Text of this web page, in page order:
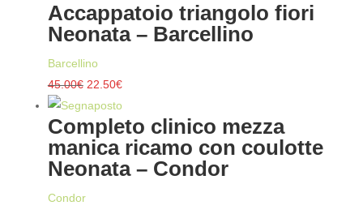
originale
era:
attuale
è:
Accappatoio triangolo fiori
Neonata – Barcellino
Barcellino
45.00€ Il
prezzo
originale
era:
45.00€.
22.50€Il
prezzo
attuale
è:
22.50€.
Completo clinico mezza
manica ricamo con coulotte
Neonata – Condor
Condor